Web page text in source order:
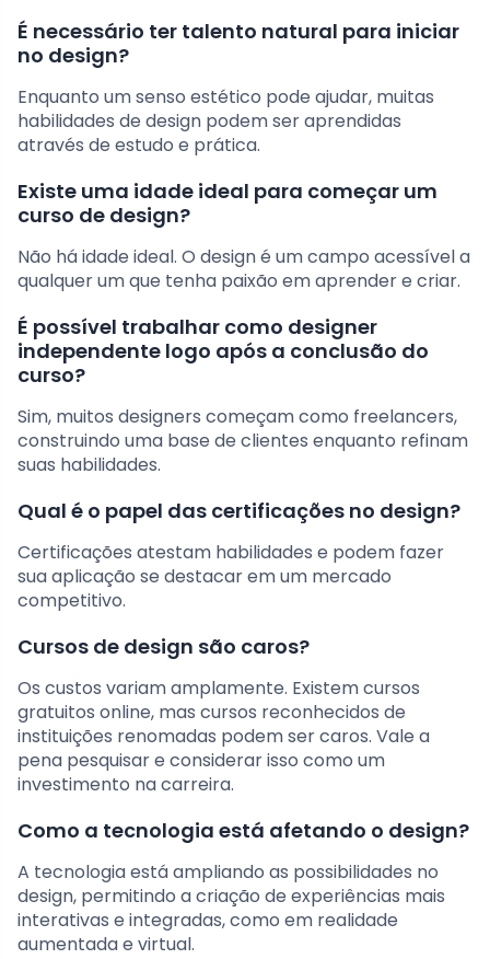
É necessário ter talento natural para iniciar
no design?
Enquanto um senso estético pode ajudar, muitas
habilidades de design podem ser aprendidas
através de estudo e prática.
Existe uma idade ideal para começar um
curso de design?
Não há idade ideal. O design é um campo acessível a
qualquer um que tenha paixão em aprender e criar.
É possível trabalhar como designer
independente logo após a conclusão do
curso?
Sim, muitos designers começam como freelancers,
construindo uma base de clientes enquanto refinam
suas habilidades.
Qual é o papel das certificações no design?
Certificações atestam habilidades e podem fazer
sua aplicação se destacar em um mercado
competitivo.
Cursos de design são caros?
Os custos variam amplamente. Existem cursos
gratuitos online, mas cursos reconhecidos de
instituições renomadas podem ser caros. Vale a
pena pesquisar e considerar isso como um
investimento na carreira.
Como a tecnologia está afetando o design?
A tecnologia está ampliando as possibilidades no
design, permitindo a criação de experiências mais
interativas e integradas, como em realidade
aumentada e virtual.